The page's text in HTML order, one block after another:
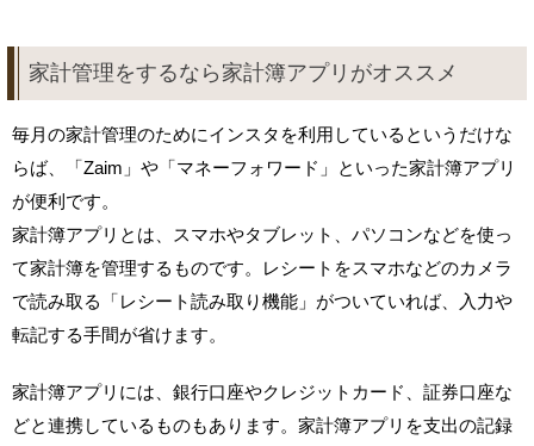
家計管理をするなら家計簿アプリがオススメ
毎月の家計管理のためにインスタを利用しているというだけな
らば、「Zaim」や「マネーフォワード」といった家計簿アプリ
が便利です。
家計簿アプリとは、スマホやタブレット、パソコンなどを使っ
て家計簿を管理するものです。レシートをスマホなどのカメラ
で読み取る「レシート読み取り機能」がついていれば、入力や
転記する手間が省けます。
家計簿アプリには、銀行口座やクレジットカード、証券口座な
どと連携しているものもあります。家計簿アプリを支出の記録